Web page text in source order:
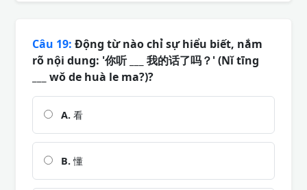
Câu 19: Động từ nào chỉ sự hiểu biết, nắm
rõ nội dung: '你听 ___ 我的话了吗？' (Nǐ tīng
___ wǒ de huà le ma?)?
A. 看
B.懂